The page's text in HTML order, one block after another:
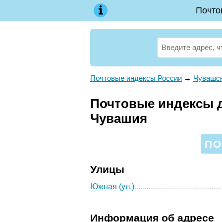
Почтовые индексы России →
Почтовые индексы
Чувашия
Улицы
Южная (ул.)
Информация об адресе